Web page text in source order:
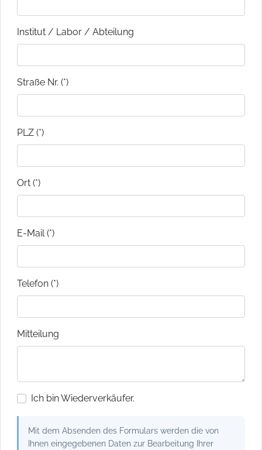
Institut / Labor / Abteilung
Straße Nr. (*)
PLZ (*)
Ort (*)
E-Mail (*)
Telefon (*)
Mitteilung
Ich bin Wiederverkäufer.
Mit dem Absenden des Formulars werden die von
Ihnen eingegebenen Daten zur Bearbeitung Ihrer